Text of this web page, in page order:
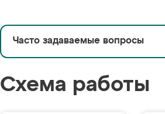
Часто задаваемые вопросы
Схема работы